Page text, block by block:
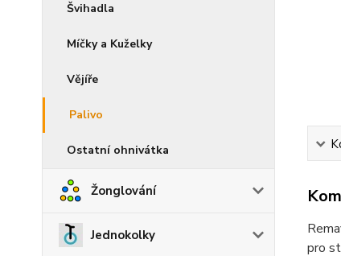
Švihadla
Míčky a Kuželky
Vějíře
Palivo
Ostatní ohnivátka
Žonglování
Jednokolky
pro